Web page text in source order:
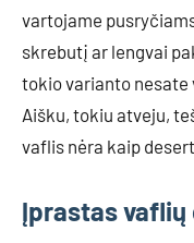
vartojame
skrebutį ar lengvai
tokio varianto nesate
Aišku, tokiu atveju,
vaflis nėra kaip
Įprastas vaflių